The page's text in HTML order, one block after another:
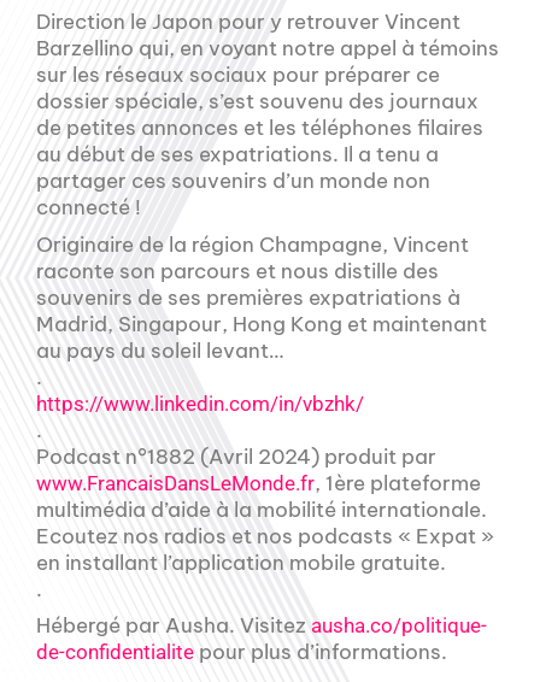
Direction le Japon pour y retrouver Vincent
Barzellino qui, en voyant notre appel à témoins
sur les réseaux sociaux pour préparer ce
dossier spéciale, s’est souvenu des journaux
de petites annonces et les téléphones filaires
au début de ses expatriations. Il a tenu a
partager ces souvenirs d’un monde non
connecté !
Originaire de la région Champagne, Vincent
raconte son parcours et nous distille des
souvenirs de ses premières expatriations à
Madrid, Singapour, Hong Kong et maintenant
au pays du soleil levant…
.
https://www.linkedin.com/in/vbzhk/
.
Podcast n°1882 (Avril 2024) produit par
www.FrancaisDansLeMonde.fr, 1ère plateforme
multimédia d’aide à la mobilité internationale.
Ecoutez nos radios et nos podcasts « Expat »
en installant l’application mobile gratuite.
.
Hébergé par Ausha. Visitez ausha.co/politique-
de-confidentialite pour plus d’informations.